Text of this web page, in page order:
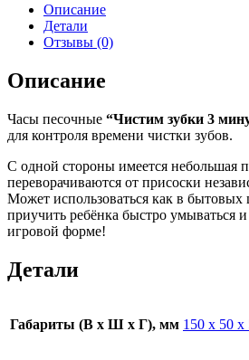
Описание
Детали
Отзывы (0)
Описание
Часы песочные “Чистим зубки 3
для контроля времени чистки зубов.
С одной стороны имеется небольшая
переворачиваются от присоски
Может использоваться как в бытовых
приучить ребёнка быстро умываться
игровой форме!
Детали
Габариты (В х Ш х Г), мм 150 х 50 х